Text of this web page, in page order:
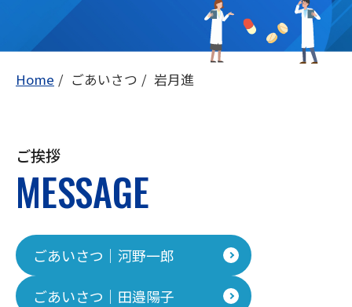
Home ごあいさつ 岩月進
ご挨拶
MESSAGE
ごあいさつ｜河野一郎
ごあいさつ｜田邉陽子